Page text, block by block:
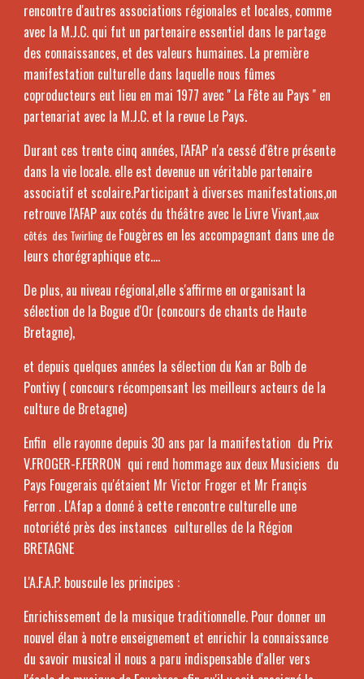
rencontre d'autres associations régionales et locales, comme
avec la M.J.C. qui fut un partenaire essentiel dans le partage
des connaissances, et des valeurs humaines. La première
manifestation culturelle dans laquelle nous fûmes
coproducteurs eut lieu en mai 1977 avec '' La Fête au Pays '' en
partenariat avec la M.J.C. et la revue Le Pays.
Durant ces trente cinq années, l'AFAP n'a cessé d'être présente
dans la vie locale. elle est devenue un véritable partenaire
associatif et scolaire.Participant à diverses manifestations,on
retrouve l'AFAP aux cotés du théâtre avec le Livre Vivant,aux
côtés des Twirling deFougères en les accompagnant dans une de
leurs chorégraphique etc….
De plus, au niveau régional,elle s'affirme en organisant la
sélection de la Bogue d'Or (concours de chants de Haute
Bretagne),
et depuis quelques années la sélection du Kan ar Bolb de
Pontivy ( concours récompensant les meilleurs acteurs de la
culture de Bretagne)
Enfin elle rayonne depuis 30 ans par la manifestation du Prix
V.FROGER-F.FERRON qui rend hommage aux deux Musiciens du
Pays Fougerais qu'étaient Mr Victor Froger et Mr Françis
Ferron . L'Afap a donné à cette rencontre culturelle une
notoriété près des instances culturelles de la Région
BRETAGNE
L'A.F.A.P. bouscule les principes :
Enrichissement de la musique traditionnelle. Pour donner un
nouvel élan à notre enseignement et enrichir la connaissance
du savoir musical il nous a paru indispensable d'aller vers